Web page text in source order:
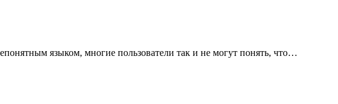
языком, многие пользователи так и не могут понять, что…